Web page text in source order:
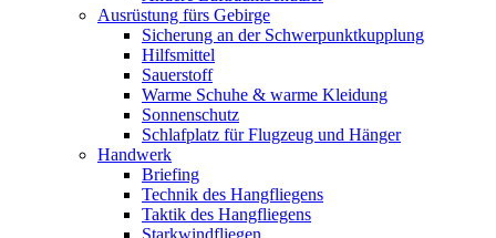
Ausrüstung fürs Gebirge
Sicherung an der Schwerpunktkupplung
Hilfsmittel
Sauerstoff
Warme Schuhe & warme Kleidung
Sonnenschutz
Schlafplatz für Flugzeug und Hänger
Handwerk
Briefing
Technik des Hangfliegens
Taktik des Hangfliegens
Starkwindfliegen